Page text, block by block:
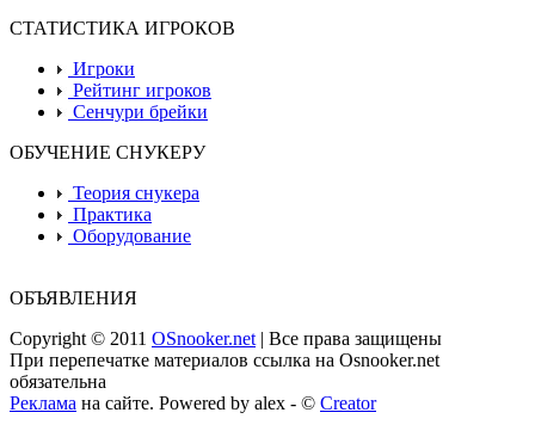
СТАТИСТИКА ИГРОКОВ
Игроки
Рейтинг игроков
Сенчури брейки
ОБУЧЕНИЕ СНУКЕРУ
Теория снукера
Практика
Оборудование
ОБЪЯВЛЕНИЯ
Copyright © 2011 OSnooker.net| Все права защищены
При перепечатке материалов ссылка на Osnooker.net
обязательна
Реклама на сайте. Powered by alex - © Creator